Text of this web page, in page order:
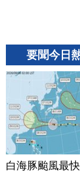
要聞今日
白海豚颱風最